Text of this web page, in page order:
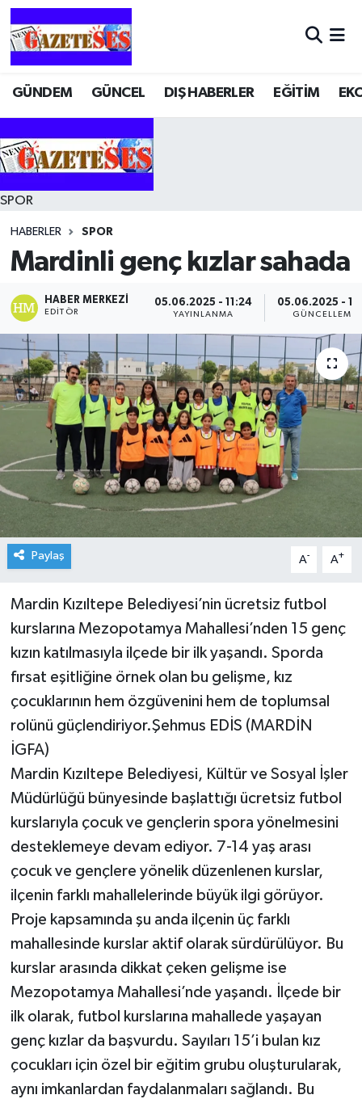
GÜNDEM GÜNCEL DIŞ HABERLER EĞİTİM
SPOR
HABERLER SPOR
Mardinli genç kızlar sahada
HABER MERKEZI
EDITÖR
05.06.2025 - 11:24
YAYINLANMA
05.06.2025 -
GÜNCELLEME
Paylaş A- A+
Mardin Kızıltepe Belediyesi’nin ücretsiz futbol
kurslarına Mezopotamya Mahallesi’nden 15 genç
kızın katılmasıyla ilçede bir ilk yaşandı. Sporda
fırsat eşitliğine örnek olan bu gelişme, kız
çocuklarının hem özgüvenini hem de toplumsal
rolünü güçlendiriyor.Şehmus EDİS (MARDİN
İGFA)
Mardin Kızıltepe Belediyesi, Kültür ve Sosyal İşler
Müdürlüğü bünyesinde başlattığı ücretsiz futbol
kurslarıyla çocuk ve gençlerin spora yönelmesini
desteklemeye devam ediyor. 7-14 yaş arası
çocuk ve gençlere yönelik düzenlenen kurslar,
ilçenin farklı mahallelerinde büyük ilgi görüyor.
Proje kapsamında şu anda ilçenin üç farklı
mahallesinde kurslar aktif olarak sürdürülüyor. Bu
kurslar arasında dikkat çeken gelişme ise
Mezopotamya Mahallesi’nde yaşandı. İlçede bir
ilk olarak, futbol kurslarına mahallede yaşayan
genç kızlar da başvurdu. Sayıları 15’i bulan kız
çocukları için özel bir eğitim grubu oluşturularak,
aynı imkanlardan faydalanmaları sağlandı. Bu